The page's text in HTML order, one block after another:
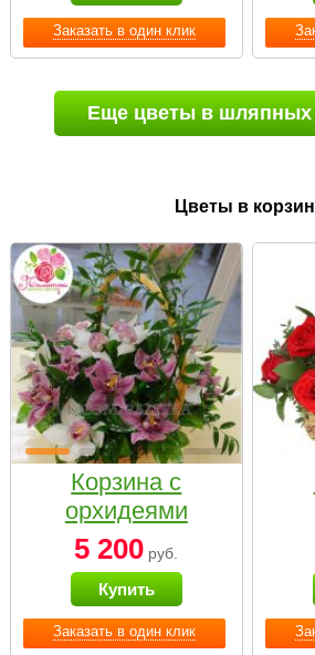
Заказать в один клик
Еще цветы в шляпных
Цветы в
Заказать в один клик
Корзина с
орхидеями
малая
5 200 руб.
Купить